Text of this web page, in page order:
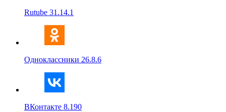
Rutube 31.14.1
Одноклассники 26.8.6
ВКонтакте 8.190